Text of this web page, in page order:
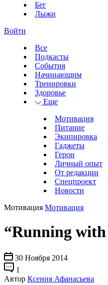
Бег
Лыжи
Войти
Все
Подкасты
События
Начинающим
Тренировки
Здоровье
Еще
Мотивация
Питание
Экипировка
Гаджеты
Герои
Личный опыт
От редакции
Спецпроект
Новости
Мотивация Мотивация
“Running with
30 Ноября 2014
1
Автор Ксения Афанасьева